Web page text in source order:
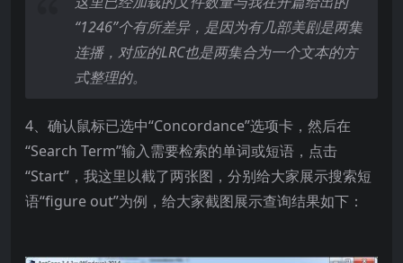
“1246”个有所差异，是因为有几部美剧是两集
连播，对应的LRC也是两集合为一个文本的方
式整理的。
4、确认鼠标已选中“Concordance”选项卡，然后在
“Search Term”输入需要检索的单词或短语，点击
“Start”，我这里以截了两张图，分别给大家展示搜索短
语“figure out”为例，给大家截图展示查询结果如下：